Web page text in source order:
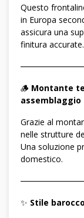
Questo
in Europa
assicura una
finitura accurate.
🪵 Montante
assemblaggio
Grazie al
nelle strutture
Una soluzione
domestico.
✨ Stile